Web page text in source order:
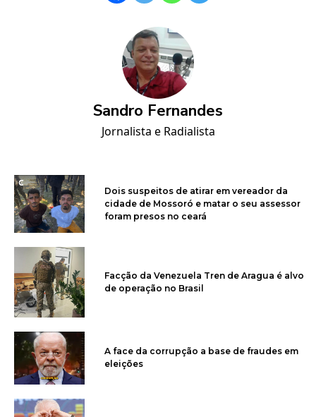
Sandro Fernandes
Jornalista e Radialista
Dois suspeitos de atirar em vereador da
cidade de Mossoró e matar o seu assessor
foram presos no ceará
Facção da Venezuela Tren de Aragua é alvo
de operação no Brasil
A face da corrupção a base de fraudes em
eleições